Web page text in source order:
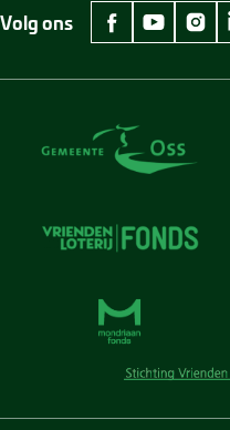
Volg ons
facebookyoutube